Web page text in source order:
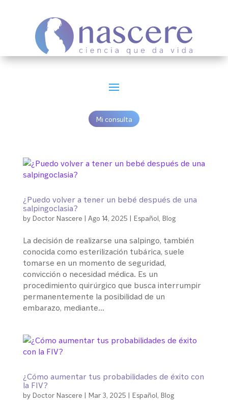
Mi consulta
¿Puedo volver a tener un bebé después de una
salpingoclasia?
by Doctor Nascere | Ago 14, 2025 | Español, Blog
La decisión de realizarse una salpingo, también
conocida como esterilización tubárica, suele
tomarse en un momento de seguridad,
convicción o necesidad médica. Es un
procedimiento quirúrgico que busca interrumpir
permanentemente la posibilidad de un
embarazo, mediante...
¿Cómo aumentar tus probabilidades de éxito con
la FIV?
by Doctor Nascere | Mar 3, 2025 | Español, Blog